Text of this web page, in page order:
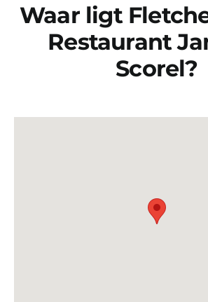
Waar ligt
Restaurant
Scorel?